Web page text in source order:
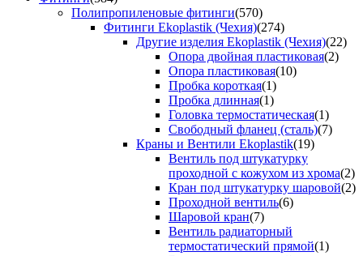
Полипропиленовые фитинги(570)
Фитинги Ekoplastik (Чехия)(274)
Другие изделия Ekoplastik (Чехия)(22)
Опора двойная пластиковая(2)
Опора пластиковая(10)
Пробка короткая(1)
Пробка длинная(1)
Головка термостатическая(1)
Свободный фланец (сталь)(7)
Краны и Вентили Ekoplastik(19)
Вентиль под штукатурку
проходной с кожухом из хрома(2)
Кран под штукатурку шаровой(2)
Проходной вентиль(6)
Шаровой кран(7)
Вентиль радиаторный
термостатический прямой(1)